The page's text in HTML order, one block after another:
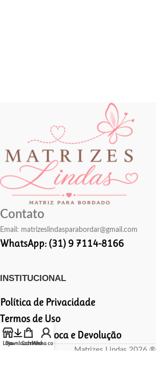
Contato
Email: matrizeslindasparabordar@gmail.com
WhatsApp: (31) 9 7114-8166
INSTITUCIONAL
Política de Privacidade
Termos de Uso
Política de Troca e Devolução
Matrizes Lindas 2026 ®
Loja
DownloadsCarrinhoMinha conta